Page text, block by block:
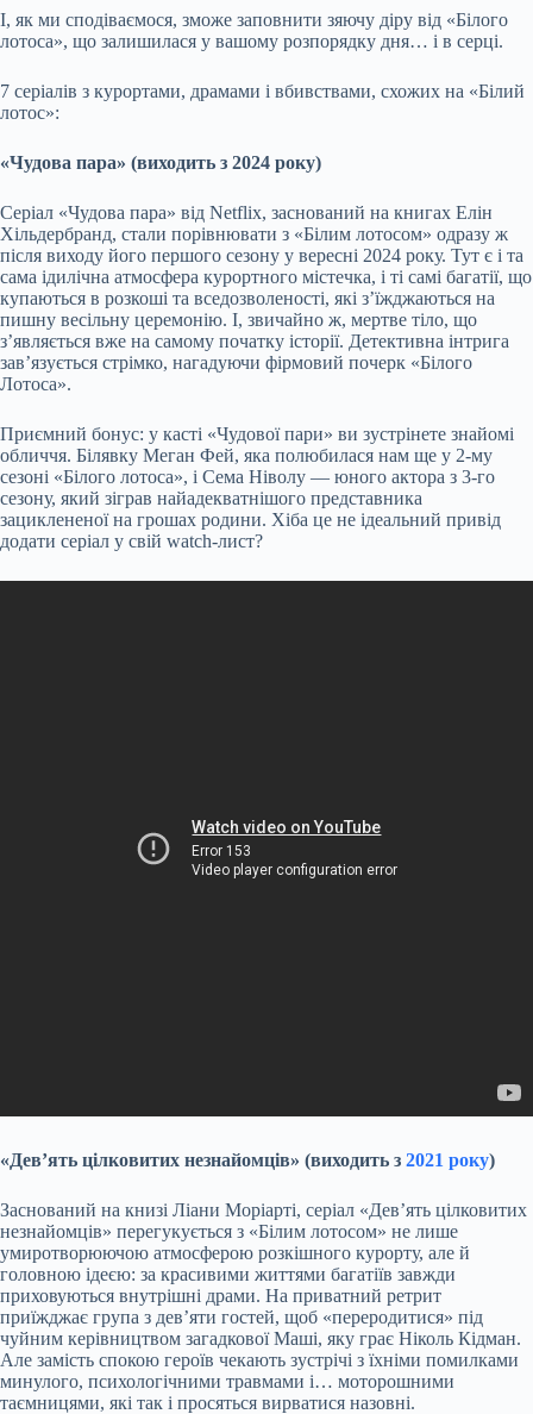
І, як ми сподіваємося, зможе заповнити зяючу діру від «Білого
лотоса», що залишилася у вашому розпорядку дня… і в серці.
7 серіалів з курортами, драмами і вбивствами, схожих на «Білий
лотос»:
«Чудова пара» (виходить з 2024 року)
Серіал «Чудова пара» від Netflix, заснований на книгах Елін
Хільдербранд, стали порівнювати з «Білим лотосом» одразу ж
після виходу його першого сезону у вересні 2024 року. Тут є і та
сама ідилічна атмосфера курортного містечка, і ті самі багатії, що
купаються в розкоші та вседозволеності, які з’їжджаються на
пишну весільну церемонію. І, звичайно ж, мертве тіло, що
з’являється вже на самому початку історії. Детективна інтрига
зав’язується стрімко, нагадуючи фірмовий почерк «Білого
Лотоса».
Приємний бонус: у касті «Чудової пари» ви зустрінете знайомі
обличчя. Білявку Меган Фей, яка полюбилася нам ще у 2-му
сезоні «Білого лотоса», і Сема Ніволу — юного актора з 3-го
сезону, який зіграв найадекватнішого представника
зациклененої на грошах родини. Хіба це не ідеальний привід
додати серіал у свій watch-лист?
«Дев’ять цілковитих незнайомців» (виходить з 2021 року)
Заснований на книзі Ліани Моріарті, серіал «Дев’ять цілковитих
незнайомців» перегукується з «Білим лотосом» не лише
умиротворюючою атмосферою розкішного курорту, але й
головною ідеєю: за красивими життями багатіїв завжди
приховуються внутрішні драми. На приватний ретрит
приїжджає група з дев’яти гостей, щоб «переродитися» під
чуйним керівництвом загадкової Маші, яку грає Ніколь Кідман.
Але замість спокою героїв чекають зустрічі з їхніми помилками
минулого, психологічними травмами і… моторошними
таємницями, які так і просяться вирватися назовні.